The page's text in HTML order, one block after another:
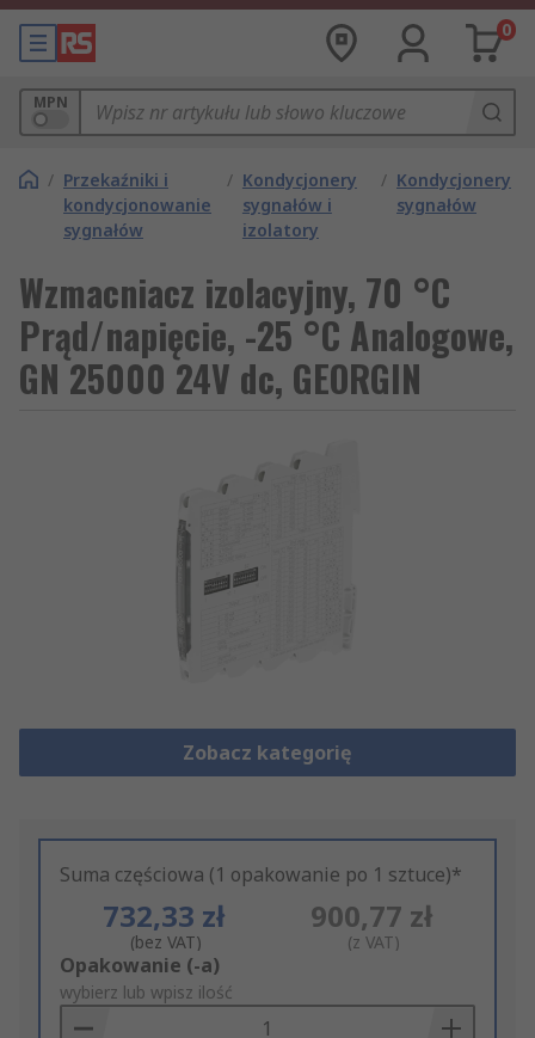
0
MPN
/ Przekaźniki i
kondycjonowanie
sygnałów
/ Kondycjonery
sygnałów i
izolatory
/ Kondycjonery
sygnałów
Wzmacniacz izolacyjny, 70 °C
Prąd/napięcie, -25 °C Analogowe,
GN 25000 24V dc, GEORGIN
Zobacz kategorię
Suma częściowa (1 opakowanie po 1 sztuce)*
732,33 zł
(bez VAT)
900,77 zł
(z VAT)
Add
to
Basket
Opakowanie (-a)
wybierz lub wpisz ilość